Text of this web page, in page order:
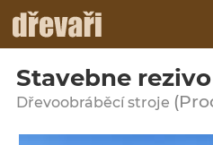
Stavebne rezivo
Dřevoobráběcí stroje